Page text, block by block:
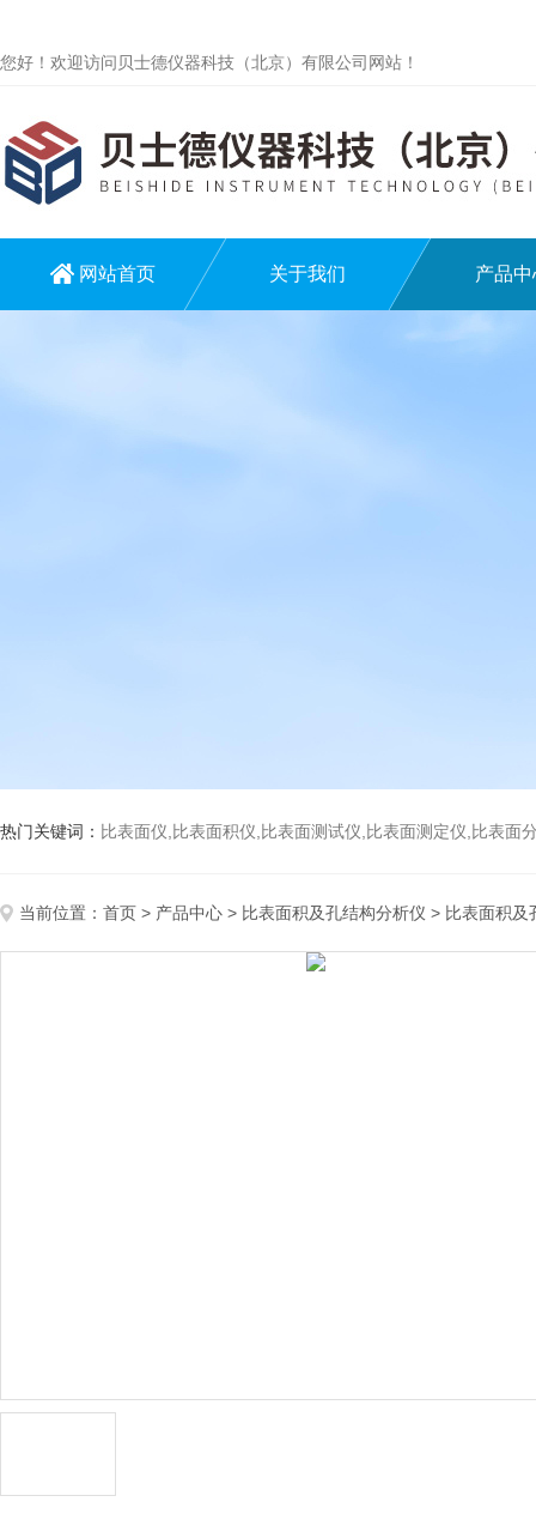
您好！欢迎访问贝士德仪器科技（北京）有限公司网站！
网站首页 关于我们 产品中
热门关键词： 比表面仪,比表面积仪,比表面测试仪,比表面测定仪,比表面分析仪,比表
当前位置： 首页 > 产品中心 > 比表面积及孔结构分析仪 > 比表面积及